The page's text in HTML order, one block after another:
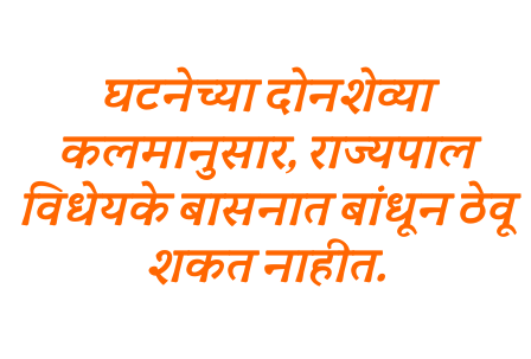
घटनेच्या दोनशेव्या
कलमानुसार, राज्यपाल
विधेयके बासनात बांधून ठेवू
शकत नाहीत.